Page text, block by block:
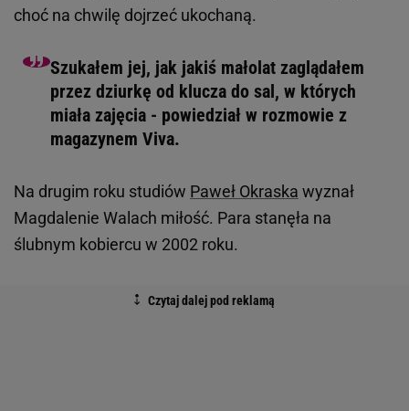
choć na chwilę dojrzeć ukochaną.
Szukałem jej, jak jakiś małolat zaglądałem
przez dziurkę od klucza do sal, w których
miała zajęcia - powiedział w rozmowie z
magazynem Viva.
Na drugim roku studiów Paweł Okraska wyznał
Magdalenie Walach miłość. Para stanęła na
ślubnym kobiercu w 2002 roku.